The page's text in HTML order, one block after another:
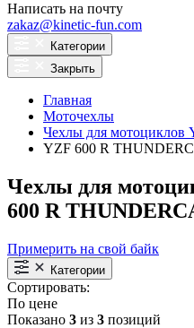
Написать на почту
zakaz@kinetic-fun.com
Категории
Закрыть
Главная
Моточехлы
Чехлы для мотоциклов
YZF 600 R
Чехлы для
600 R
Примерить на свой байк
Категории
Сортировать:
По цене
Показано 3 из 3 позиций